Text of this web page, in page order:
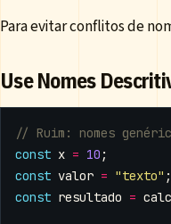
Para evitar conflitos de
Use Nomes
const x = 10 ;
const valor = "texto" ;
const resultado =